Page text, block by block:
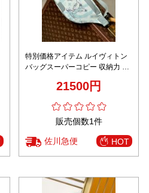
特別価格アイテム ルイヴィトン
バッグスーパーコピー 収納力 仕
21500円
販売個数1件
佐川急便 HOT